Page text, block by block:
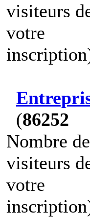
visiteurs
votre
(86252
Nombre de
visiteurs
votre